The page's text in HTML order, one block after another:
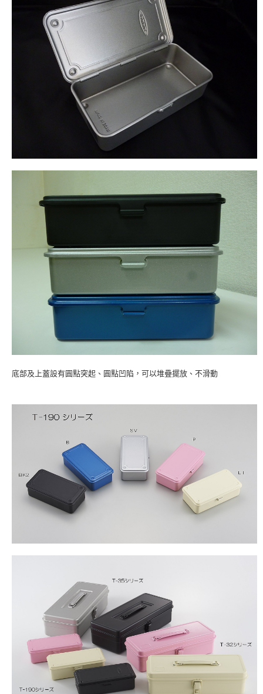
底部及上蓋設有圓點突起、圓點凹陷，可以堆疊擺放、不滑動